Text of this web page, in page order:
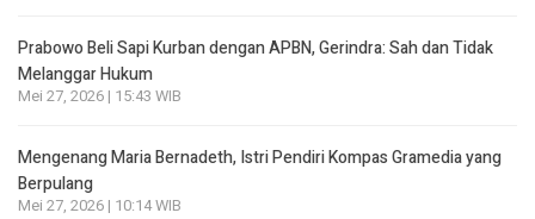
Prabowo Beli Sapi Kurban dengan APBN, Gerindra: Sah dan Tidak
Melanggar Hukum
Mei 27, 2026 | 15:43 WIB
Mengenang Maria Bernadeth, Istri Pendiri Kompas Gramedia yang
Berpulang
Mei 27, 2026 | 10:14 WIB